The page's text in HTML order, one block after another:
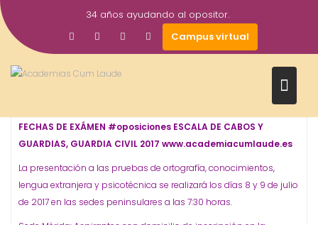
Saltar
al
contenido
34 años ayudando al opositor.
Campus virtual
Jun
2017
academiacumlaudeoposiciones Prensa
Oposiciones
FECHAS DE EXÁMEN #oposiciones ESCALA DE CABOS Y
GUARDIAS, GUARDIA CIVIL 2017 www.academiacumlaude.es
La presentación a las pruebas de ortografía, conocimientos,
lengua extranjera y psicotécnica se realizará los días 8 y 9 de julio
de 2017 en las sedes peninsulares a las 7:30 horas.